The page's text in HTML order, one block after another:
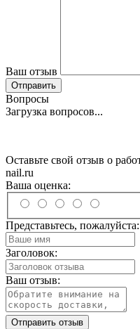
Ваш отзыв
Отправить
Вопросы
Загрузка вопросов...
Оставьте свой отзыв о
nail.ru
Ваша оценка:
Представьтесь, пожалуйста:
Заголовок:
Ваш отзыв:
Отправить отзыв